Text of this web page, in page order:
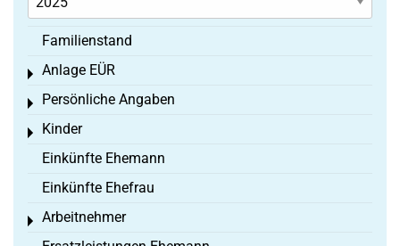
Familienstand
Anlage EÜR
Toggle menu
Persönliche Angaben
Toggle menu
Kinder
Toggle menu
Einkünfte Ehemann
Einkünfte Ehefrau
Arbeitnehmer
Toggle menu